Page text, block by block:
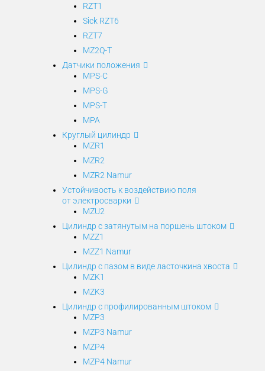
RZT1
Sick RZT6
RZT7
MZ2Q-T
Датчики положения
MPS-C
MPS-G
MPS-T
MPA
Круглый цилиндр
MZR1
MZR2
MZR2 Namur
Устойчивость к воздействию поля
от электросварки
MZU2
Цилиндр с затянутым на поршень штоком
MZZ1
MZZ1 Namur
Цилиндр с пазом в виде ласточкина хвоста
MZK1
MZK3
Цилиндр с профилированным штоком
MZP3
MZP3 Namur
MZP4
MZP4 Namur